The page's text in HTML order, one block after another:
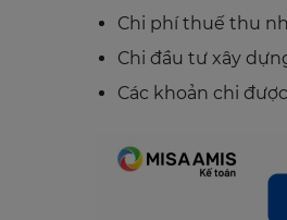
Chi phí thuế thu
Chi đầu tư xây
Các khoản chi